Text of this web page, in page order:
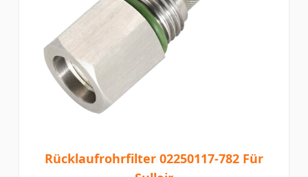
Rücklaufrohrfilter 02250117-782 Für